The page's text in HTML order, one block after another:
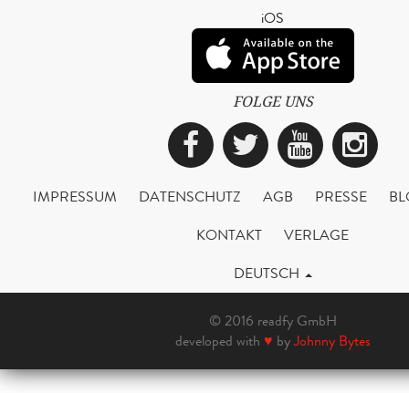
iOS
FOLGE UNS
Facebook
Twitter
IMPRESSUM DATENSCHUTZ AGB PRESSE
KONTAKT
VERLAGE
DEUTSCH
© 2016 readfy GmbH
developed with ♥ byJohnny Bytes